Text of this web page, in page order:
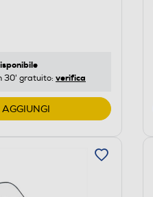
30' gratuito: verifica
AGGIUNGI